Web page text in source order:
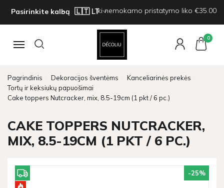
Pasirinkite kalbą Iki nemokamo pristatymo liko €35.00
Navigacija
0
Pagrindinis Dekoracijos šventėms
Kanceliarinės prekės
Tortų ir keksiukų papuošimai
Cake toppers Nutcracker, mix, 8.5-19cm (1 pkt / 6 pc.)
CAKE TOPPERS NUTCRACKER,
MIX, 8.5-19CM (1 PKT / 6 PC.)
-25%